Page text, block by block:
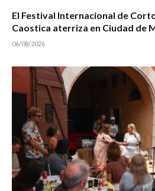
El Festival Internacional de
Caostica aterriza en Ciudad de
06/08/2026